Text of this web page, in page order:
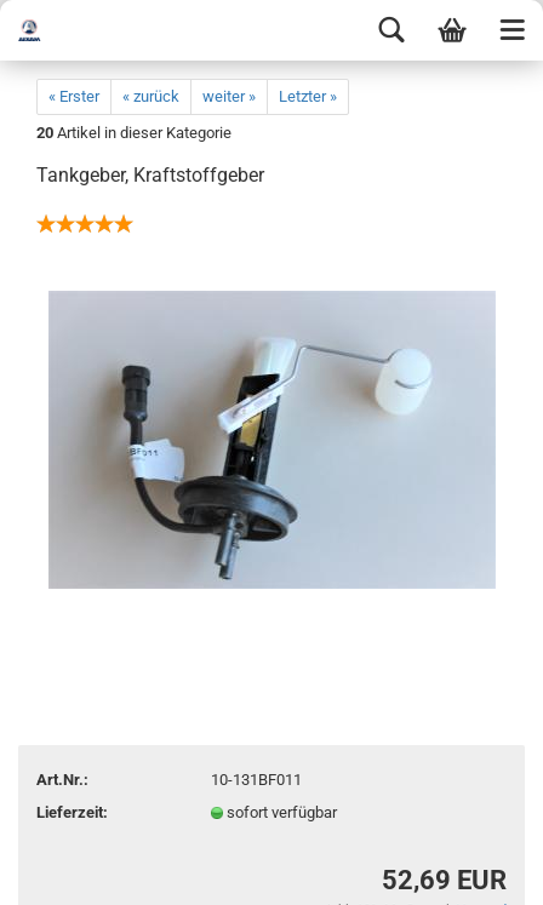
« Erster « zurück weiter »
Letzter »
20 Artikel in dieser Kategorie
Tankgeber, Kraftstoffgeber
Art.Nr.:
10-131BF011
Lieferzeit:
sofort verfügbar
52,69 EUR